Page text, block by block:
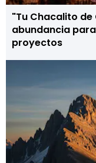
"Tu Chacalito
abundancia
proyectos